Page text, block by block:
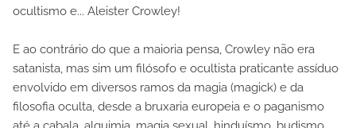
ocultismo e... Aleister Crowley!
E ao contrário do que a maioria pensa, Crowley não era
satanista, mas sim um filósofo e ocultista praticante assíduo
envolvido em diversos ramos da magia (magick) e da
filosofia oculta, desde a bruxaria europeia e o paganismo